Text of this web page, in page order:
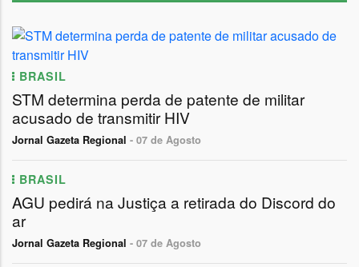
BRASIL
STM determina perda de patente de militar
acusado de transmitir HIV
Jornal Gazeta Regional - 07 de Agosto
BRASIL
AGU pedirá na Justiça a retirada do Discord do
ar
Jornal Gazeta Regional - 07 de Agosto